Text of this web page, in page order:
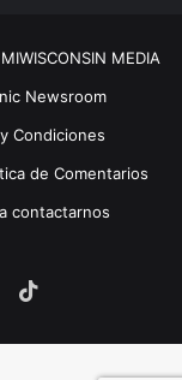
MIWISCONSIN MEDIA
Newsroom
Condiciones
de Comentarios
contactarnos